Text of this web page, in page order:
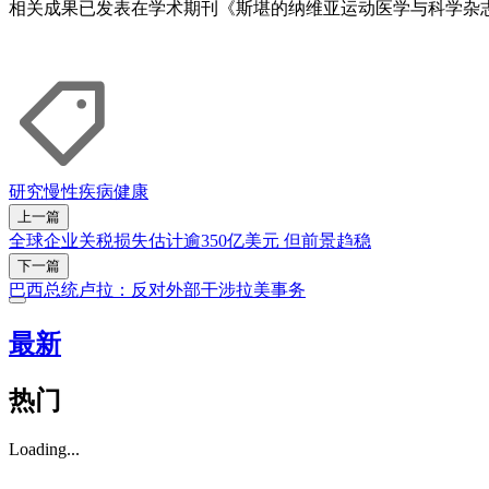
相关成果已发表在学术期刊《斯堪的纳维亚运动医学与科学杂
研究慢性疾病健康
上一篇
全球企业关税损失估计逾350亿美元 但前景趋稳
下一篇
巴西总统卢拉：反对外部干涉拉美事务
最新
热门
Loading...